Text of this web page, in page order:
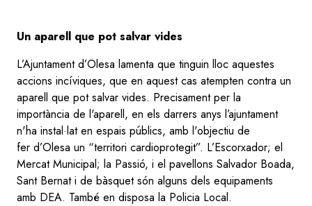
Un aparell que pot salvar vides
L’Ajuntament d’Olesa lamenta que tinguin lloc aquestes
accions incíviques, que en aquest cas atempten contra un
aparell que pot salvar vides. Precisament per la
importància de l'aparell, en els darrers anys l’ajuntament
n'ha instal·lat en espais públics, amb l'objectiu de
fer d’Olesa un “territori cardioprotegit”. L’Escorxador; el
Mercat Municipal; la Passió, i el pavellons Salvador Boada,
Sant Bernat i de bàsquet són alguns dels equipaments
amb DEA. També en disposa la Policia Local.